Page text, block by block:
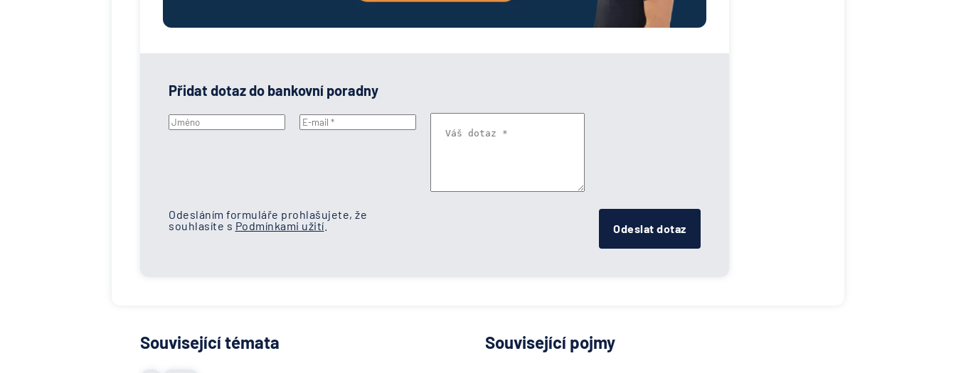
Přidat dotaz do bankovní poradny
Odesláním formuláře prohlašujete, že
souhlasíte s Podmínkami užití Odeslat dotaz
Související témata Související pojmy